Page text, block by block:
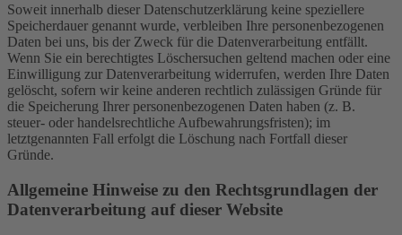
Soweit innerhalb dieser Datenschutzerklärung keine speziellere
Speicherdauer genannt wurde, verbleiben Ihre personenbezogenen
Daten bei uns, bis der Zweck für die Datenverarbeitung entfällt.
Wenn Sie ein berechtigtes Löschersuchen geltend machen oder eine
Einwilligung zur Datenverarbeitung widerrufen, werden Ihre Daten
gelöscht, sofern wir keine anderen rechtlich zulässigen Gründe für
die Speicherung Ihrer personenbezogenen Daten haben (z. B.
steuer- oder handelsrechtliche Aufbewahrungsfristen); im
letztgenannten Fall erfolgt die Löschung nach Fortfall dieser
Gründe.
Allgemeine Hinweise zu den Rechtsgrundlagen der
Datenverarbeitung auf dieser Website